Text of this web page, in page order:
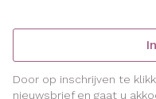
Door op inschrijven te
nieuwsbrief en gaat u